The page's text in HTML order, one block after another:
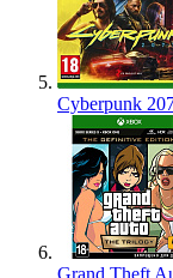
Cyberpunk
Grand Theft